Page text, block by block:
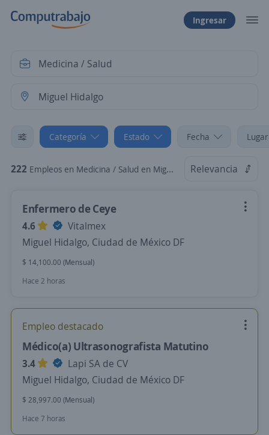
Ingresar
Categoría Estado Fecha
222 Empleos en Medicina / Salud en Miguel Hidalgo, Ciudad de México DF Relevancia
Enfermero de Ceye
4.6
Vitalmex
Miguel Hidalgo, Ciudad de México DF
$ 14,100.00 (Mensual)
Hace 2 horas
Empleo destacado
Médico(a) Ultrasonografista Matutino
3.4
Lapi SA de CV
Miguel Hidalgo, Ciudad de México DF
$ 28,997.00 (Mensual)
Hace 7 horas